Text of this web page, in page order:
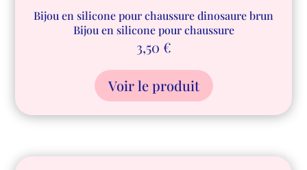
Bijou en silicone pour chaussure dinosaure brun
Bijou en silicone pour chaussure
3,50 €
Voir le produit